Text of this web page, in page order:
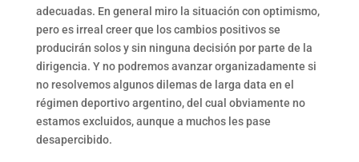
adecuadas. En general miro la situación con optimismo,
pero es irreal creer que los cambios positivos se
producirán solos y sin ninguna decisión por parte de la
dirigencia. Y no podremos avanzar organizadamente si
no resolvemos algunos dilemas de larga data en el
régimen deportivo argentino, del cual obviamente no
estamos excluidos, aunque a muchos les pase
desapercibido.